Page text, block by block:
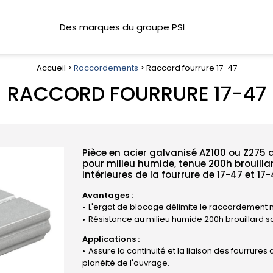
Des marques du groupe PSI
Accueil > Raccordements > Raccord fourrure 17-47
RACCORD FOURRURE 17-47
Pièce en acier galvanisé AZ100 ou
pour milieu humide, tenue 200h
intérieures de la fourrure de 17-47 et 17-
Avantages :
L'ergot de blocage délimite le raccordement
Résistance au milieu humide 200h brouillard
Applications :
Assure la continuité et la liaison des fourrures
planéité de l'ouvrage.